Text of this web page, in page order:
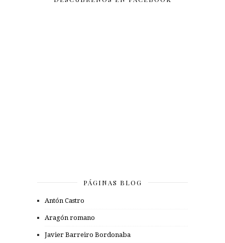
PÁGINAS BLOG
Antón Castro
Aragón romano
Javier Barreiro Bordonaba